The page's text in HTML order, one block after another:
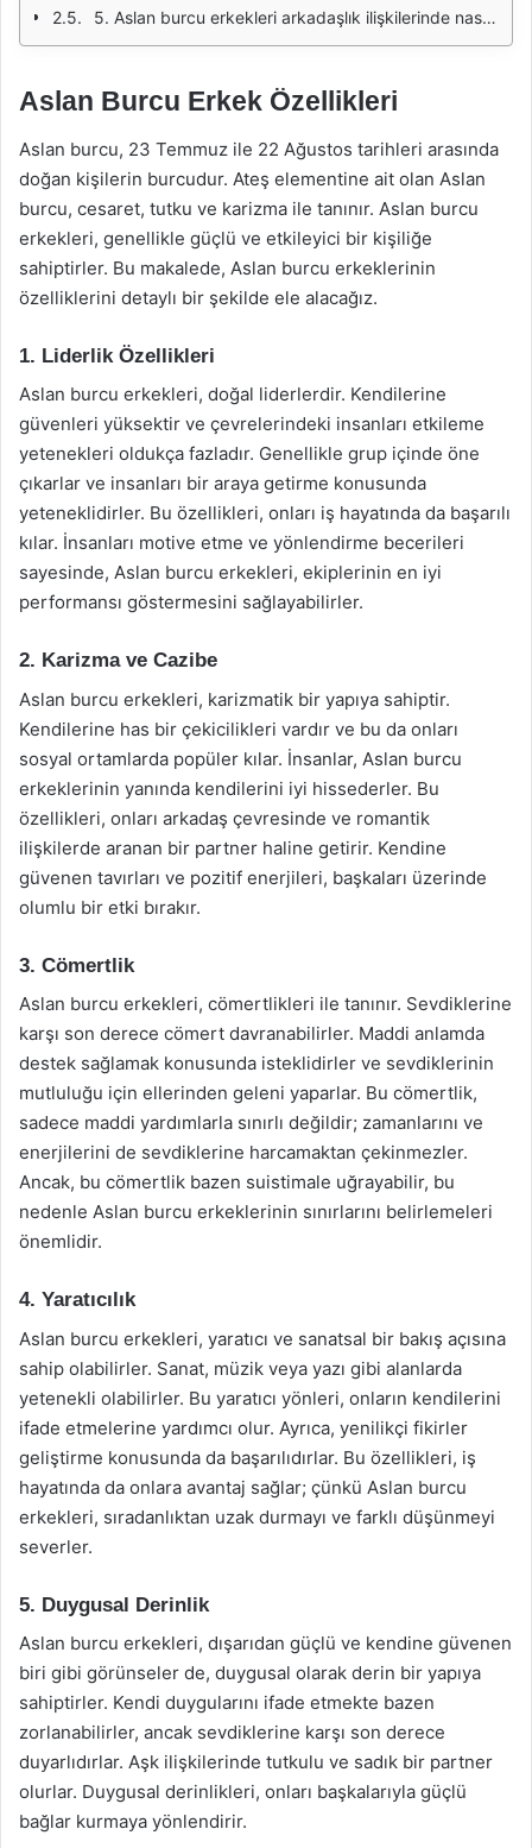
5. Aslan burcu erkekleri arkadaşlık ilişkilerinde nasıl davranır?
Aslan Burcu Erkek Özellikleri
Aslan burcu, 23 Temmuz ile 22 Ağustos tarihleri arasında
doğan kişilerin burcudur. Ateş elementine ait olan Aslan
burcu, cesaret, tutku ve karizma ile tanınır. Aslan burcu
erkekleri, genellikle güçlü ve etkileyici bir kişiliğe
sahiptirler. Bu makalede, Aslan burcu erkeklerinin
özelliklerini detaylı bir şekilde ele alacağız.
1. Liderlik Özellikleri
Aslan burcu erkekleri, doğal liderlerdir. Kendilerine
güvenleri yüksektir ve çevrelerindeki insanları etkileme
yetenekleri oldukça fazladır. Genellikle grup içinde öne
çıkarlar ve insanları bir araya getirme konusunda
yeteneklidirler. Bu özellikleri, onları iş hayatında da başarılı
kılar. İnsanları motive etme ve yönlendirme becerileri
sayesinde, Aslan burcu erkekleri, ekiplerinin en iyi
performansı göstermesini sağlayabilirler.
2. Karizma ve Cazibe
Aslan burcu erkekleri, karizmatik bir yapıya sahiptir.
Kendilerine has bir çekicilikleri vardır ve bu da onları
sosyal ortamlarda popüler kılar. İnsanlar, Aslan burcu
erkeklerinin yanında kendilerini iyi hissederler. Bu
özellikleri, onları arkadaş çevresinde ve romantik
ilişkilerde aranan bir partner haline getirir. Kendine
güvenen tavırları ve pozitif enerjileri, başkaları üzerinde
olumlu bir etki bırakır.
3. Cömertlik
Aslan burcu erkekleri, cömertlikleri ile tanınır. Sevdiklerine
karşı son derece cömert davranabilirler. Maddi anlamda
destek sağlamak konusunda isteklidirler ve sevdiklerinin
mutluluğu için ellerinden geleni yaparlar. Bu cömertlik,
sadece maddi yardımlarla sınırlı değildir; zamanlarını ve
enerjilerini de sevdiklerine harcamaktan çekinmezler.
Ancak, bu cömertlik bazen suistimale uğrayabilir, bu
nedenle Aslan burcu erkeklerinin sınırlarını belirlemeleri
önemlidir.
4. Yaratıcılık
Aslan burcu erkekleri, yaratıcı ve sanatsal bir bakış açısına
sahip olabilirler. Sanat, müzik veya yazı gibi alanlarda
yetenekli olabilirler. Bu yaratıcı yönleri, onların kendilerini
ifade etmelerine yardımcı olur. Ayrıca, yenilikçi fikirler
geliştirme konusunda da başarılıdırlar. Bu özellikleri, iş
hayatında da onlara avantaj sağlar; çünkü Aslan burcu
erkekleri, sıradanlıktan uzak durmayı ve farklı düşünmeyi
severler.
5. Duygusal Derinlik
Aslan burcu erkekleri, dışarıdan güçlü ve kendine güvenen
biri gibi görünseler de, duygusal olarak derin bir yapıya
sahiptirler. Kendi duygularını ifade etmekte bazen
zorlanabilirler, ancak sevdiklerine karşı son derece
duyarlıdırlar. Aşk ilişkilerinde tutkulu ve sadık bir partner
olurlar. Duygusal derinlikleri, onları başkalarıyla güçlü
bağlar kurmaya yönlendirir.